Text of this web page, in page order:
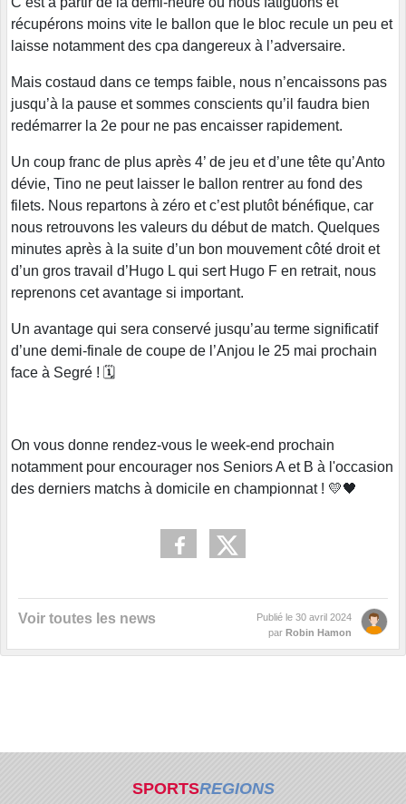
récupérons moins vite le ballon que le bloc recule un peu et
laisse notamment des cpa dangereux à l’adversaire.
Mais costaud dans ce temps faible, nous n’encaissons pas
jusqu’à la pause et sommes conscients qu’il faudra bien
redémarrer la 2e pour ne pas encaisser rapidement.
Un coup franc de plus après 4’ de jeu et d’une tête qu’Anto
dévie, Tino ne peut laisser le ballon rentrer au fond des
filets. Nous repartons à zéro et c’est plutôt bénéfique, car
nous retrouvons les valeurs du début de match. Quelques
minutes après à la suite d’un bon mouvement côté droit et
d’un gros travail d’Hugo L qui sert Hugo F en retrait, nous
reprenons cet avantage si important.
Un avantage qui sera conservé jusqu’au terme significatif
d’une demi-finale de coupe de l’Anjou le 25 mai prochain
face à Segré ! 🗓️
On vous donne rendez-vous le week-end prochain
notamment pour encourager nos Seniors A et B à l'occasion
des derniers matchs à domicile en championnat ! 💛🖤
Voir toutes les news Publié le 30 avril 2024
par Robin Hamon
SPORTSREGIONS